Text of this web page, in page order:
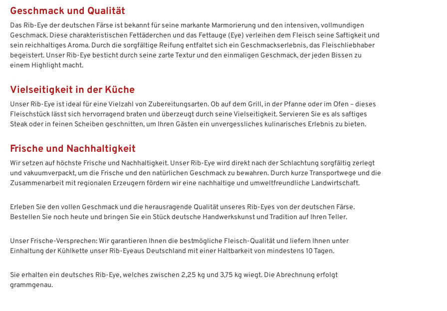
Geschmack und Qualität
Das Rib-Eye der deutschen Färse ist bekannt für seine markante Marmorierung und den intensiven, vollmundigen
Geschmack. Diese charakteristischen Fettäderchen und das Fettauge (Eye) verleihen dem Fleisch seine Saftigkeit und
sein reichhaltiges Aroma. Durch die sorgfältige Reifung entfaltet sich ein Geschmackserlebnis, das Fleischliebhaber
begeistert. Unser Rib-Eye besticht durch seine zarte Textur und den einmaligen Geschmack, der jeden Bissen zu
einem Highlight macht.
Vielseitigkeit in der Küche
Unser Rib-Eye ist ideal für eine Vielzahl von Zubereitungsarten. Ob auf dem Grill, in der Pfanne oder im Ofen – dieses
Fleischstück lässt sich hervorragend braten und überzeugt durch seine Vielseitigkeit. Servieren Sie es als saftiges
Steak oder in feinen Scheiben geschnitten, um Ihren Gästen ein unvergessliches kulinarisches Erlebnis zu bieten.
Frische und Nachhaltigkeit
Wir setzen auf höchste Frische und Nachhaltigkeit. Unser Rib-Eye wird direkt nach der Schlachtung sorgfältig zerlegt
und vakuumverpackt, um die Frische und den natürlichen Geschmack zu bewahren. Durch kurze Transportwege und die
Zusammenarbeit mit regionalen Erzeugern fördern wir eine nachhaltige und umweltfreundliche Landwirtschaft.
Erleben Sie den vollen Geschmack und die herausragende Qualität unseres Rib-Eyes von der deutschen Färse.
Bestellen Sie noch heute und bringen Sie ein Stück deutsche Handwerkskunst und Tradition auf Ihren Teller.
Unser Frische-Versprechen: Wir garantieren Ihnen die bestmögliche Fleisch-Qualität und liefern Ihnen unter
Einhaltung der Kühlkette unser Rib-Eyeaus Deutschland mit einer Haltbarkeit von mindestens 10 Tagen.
Sie erhalten ein deutsches Rib-Eye, welches zwischen 2,25 kg und 3,75 kg wiegt. Die Abrechnung erfolgt
grammgenau.